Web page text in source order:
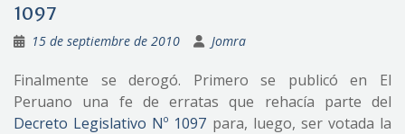
1097
15 de septiembre de 2010 Jomra
Finalmente se derogó. Primero se publicó en El
Peruano una fe de erratas que rehacía parte del
Decreto Legislativo Nº 1097 para, luego, ser votada la